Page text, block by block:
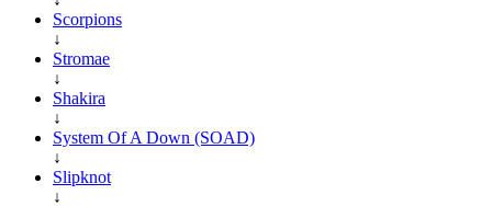
Scorpions
↓
Stromae
↓
Shakira
↓
System Of A Down (SOAD)
↓
Slipknot
↓